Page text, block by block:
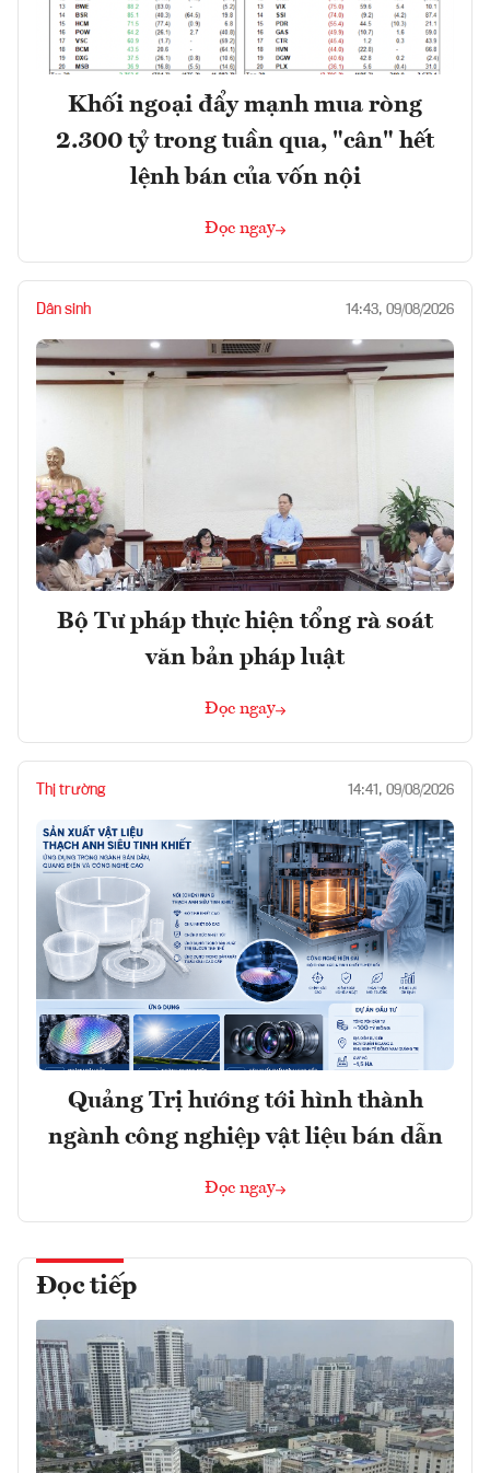
Khối ngoại đẩy mạnh mua ròng
2.300 tỷ trong tuần qua, "cân" hết
lệnh bán của vốn nội
Đọc ngay
Dân sinh 14:43, 09/08/2026
Bộ Tư pháp thực hiện tổng rà soát
văn bản pháp luật
Đọc ngay
Thị trường 14:41, 09/08/2026
Quảng Trị hướng tới hình thành
ngành công nghiệp vật liệu bán dẫn
Đọc ngay
Đọc tiếp